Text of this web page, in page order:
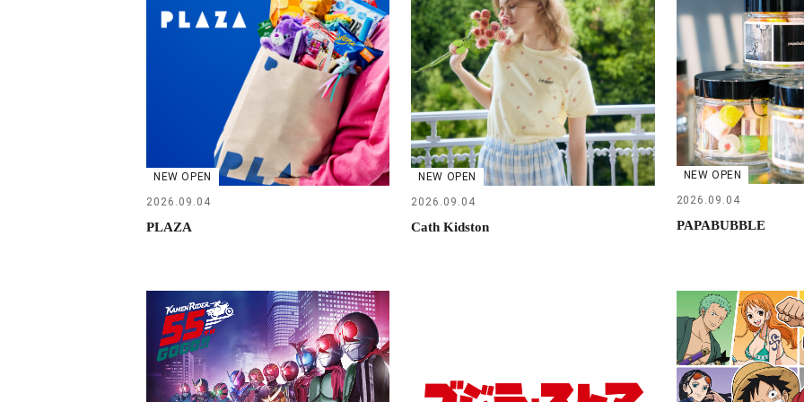
NEW OPEN
2026.09.04
PLAZA
NEW OPEN
2026.09.04
Cath Kidston
NEW OPEN
2026.09.04
PAPABUBBLE